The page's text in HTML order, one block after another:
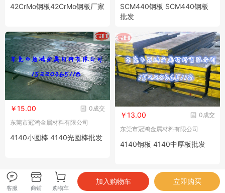
42CrMo钢板42CrMo钢板厂家
SCM440钢板 SCM440钢板
批发
0成交
￥15.00
东莞市冠鸿金属材料有限公司
4140小圆棒 4140光圆棒批发
0成交
￥13.00
东莞市冠鸿金属材料有限公司
4140钢板 4140中厚板批发
客服 商铺 购物车